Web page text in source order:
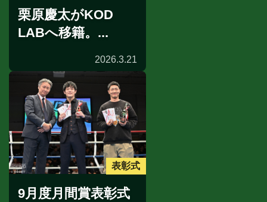
栗原慶太がKOD
LABへ移籍。...
2026.3.21
表彰式
9月度月間賞表彰式